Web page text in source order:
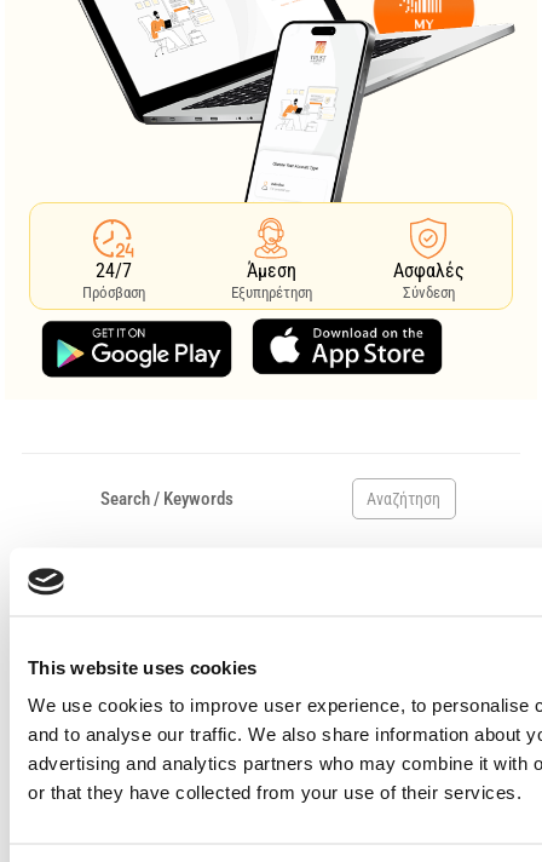
This website uses cookies
We use cookies to improve user experience, to
and to analyse our traffic. We also share information about
advertising and analytics partners who may combine it with
or that they have collected from your use of their services.
24/7
Πρόσβαση
Άμεση
Εξυπηρέτηση
Ασφαλές
Σύνδεση
Αναζήτηση
Χρήσιμοι Σύνδεσμοι
Απαιτήσεις